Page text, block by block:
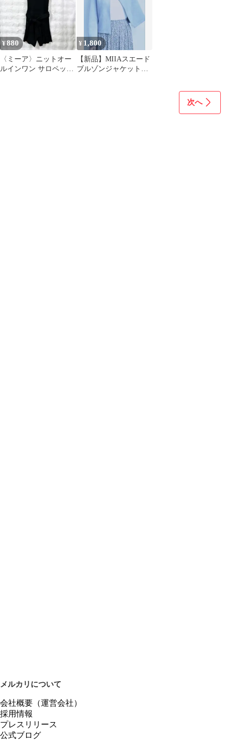
¥880
〈ミーア〉ニットオー
ルインワン サロペット
¥ 1,800
【新品】MIIAスエード
ブルゾンジャケット
次へ
メルカリについて
会社概要（運営会社）
採用情報
プレスリリース
公式ブログ